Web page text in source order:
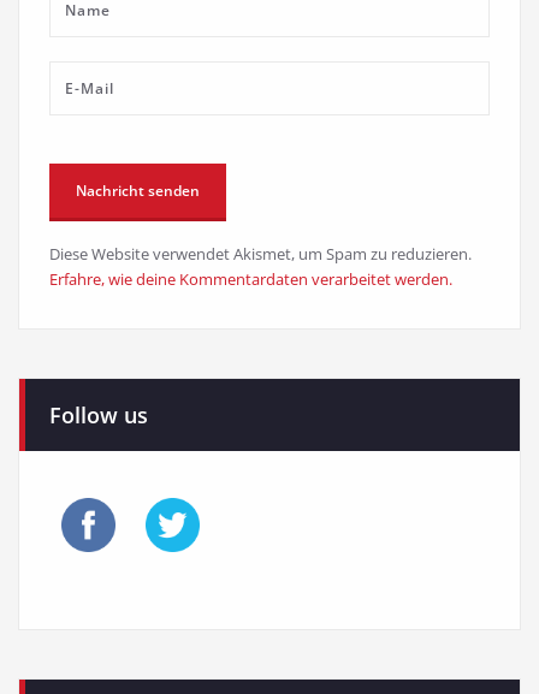
Diese Website verwendet Akismet, um Spam zu reduzieren.
Erfahre, wie deine Kommentardaten verarbeitet werden.
Follow us